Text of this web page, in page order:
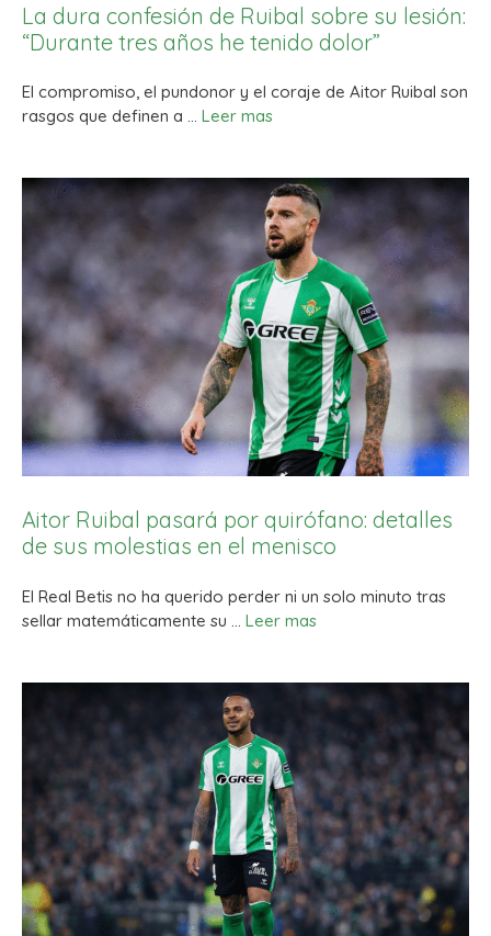
La dura confesión de Ruibal sobre su lesión:
“Durante tres años he tenido dolor”
El compromiso, el pundonor y el coraje de Aitor Ruibal son
rasgos que definen a … Leer mas
Aitor Ruibal pasará por quirófano: detalles
de sus molestias en el menisco
El Real Betis no ha querido perder ni un solo minuto tras
sellar matemáticamente su … Leer mas